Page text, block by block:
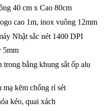
40 cm x Cao 80cm
cao 1m, inox vuông 12mm
Nhật sắc nét 1400 DPI
5mm
bằng khung sắt ốp alu
kẽm chống rỉ sét
kéo, quai xách